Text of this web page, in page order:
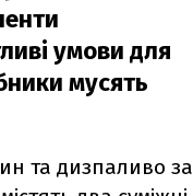
умови для
мусять
та дизпаливо за